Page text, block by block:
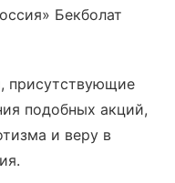
Бекболат
присутствующие
подобных акций,
и веру в